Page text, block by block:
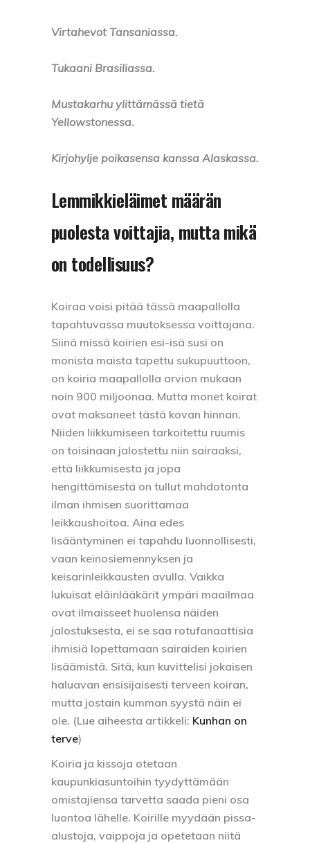
Virtahevot Tansaniassa.
Tukaani Brasiliassa.
Mustakarhu ylittämässä tietä
Yellowstonessa.
Kirjohylje poikasensa kanssa Alaskassa.
Lemmikkieläimet määrän
puolesta voittajia, mutta mikä
on todellisuus?
Koiraa voisi pitää tässä maapallolla
tapahtuvassa muutoksessa voittajana.
Siinä missä koirien esi-isä susi on
monista maista tapettu sukupuuttoon,
on koiria maapallolla arvion mukaan
noin 900 miljoonaa. Mutta monet koirat
ovat maksaneet tästä kovan hinnan.
Niiden liikkumiseen tarkoitettu ruumis
on toisinaan jalostettu niin sairaaksi,
että liikkumisesta ja jopa
hengittämisestä on tullut mahdotonta
ilman ihmisen suorittamaa
leikkaushoitoa. Aina edes
lisääntyminen ei tapahdu luonnollisesti,
vaan keinosiemennyksen ja
keisarinleikkausten avulla. Vaikka
lukuisat eläinlääkärit ympäri maailmaa
ovat ilmaisseet huolensa näiden
jalostuksesta, ei se saa rotufanaattisia
ihmisiä lopettamaan sairaiden koirien
lisäämistä. Sitä, kun kuvittelisi jokaisen
haluavan ensisijaisesti terveen koiran,
mutta jostain kumman syystä näin ei
ole. (Lue aiheesta artikkeli: Kunhan on
terve)
Koiria ja kissoja otetaan
kaupunkiasuntoihin tyydyttämään
omistajiensa tarvetta saada pieni osa
luontoa lähelle. Koirille myydään pissa-
alustoja, vaippoja ja opetetaan niitä